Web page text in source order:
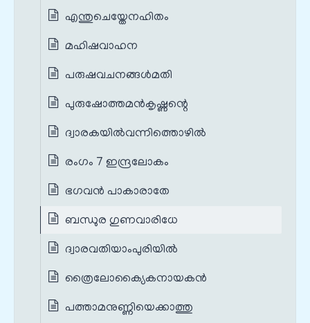
എന്തുചെയ്തേനഹിതം
മഹിഷവാഹന
പരുഷവചനങ്ങൾമതി
പുരുഷോത്തമൻകൃഷ്ണന്റെ
ദ്വാരകയിൽവന്നിത്തൊഴിൽ
രംഗം 7 ഇന്ദ്രലോകം
ഭഗവൻ പാകാരാതേ
ബന്ധുര ഗുണവാരിധേ
ദ്വാരവതിയാംപുരിയിൽ
ത്രൈലോക്യൈകനായകൻ
പത്താമനുണ്ണിയെക്കാത്തു